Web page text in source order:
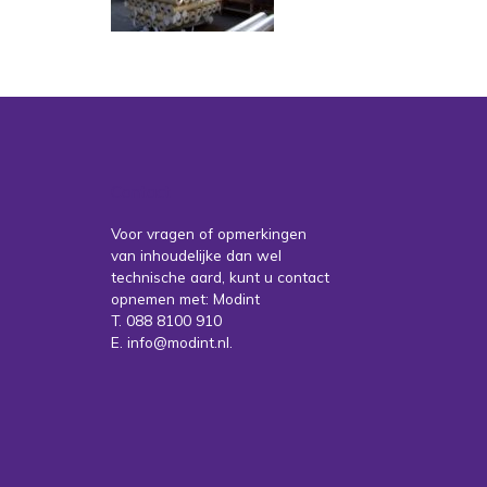
Voor vragen of opmerkingen
van inhoudelijke dan wel
technische aard, kunt u contact
opnemen met: Modint
T. 088 8100 910
E. info@modint.nl.